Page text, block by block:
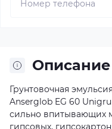
Описание
Грунтовочная
Anserglob EG 60
сильно впитывающих
гипсовых,